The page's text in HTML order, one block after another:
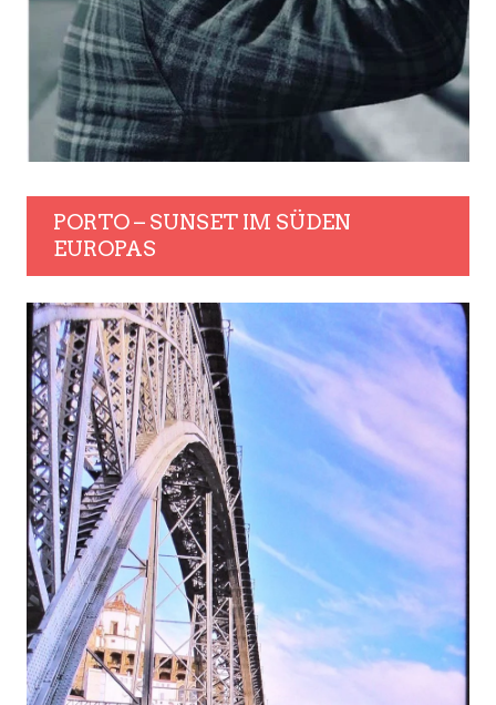
PORTO – SUNSET IM SÜDEN
EUROPAS